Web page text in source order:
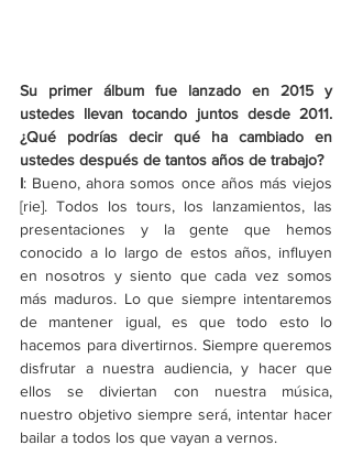
Su primer álbum fue lanzado en 2015 y
ustedes llevan tocando juntos desde 2011.
¿Qué podrías decir qué ha cambiado en
ustedes después de tantos años de trabajo?
I
[rie]. Todos los tours, los lanzamientos, las
presentaciones y la gente que hemos
conocido a lo largo de estos años, influyen
en nosotros y siento que cada vez somos
más maduros. Lo que siempre intentaremos
de mantener igual, es que todo esto lo
hacemos para divertirnos. Siempre queremos
disfrutar a nuestra audiencia, y hacer que
ellos se diviertan con nuestra música,
nuestro objetivo siempre será, intentar hacer
bailar a todos los que vayan a vernos.